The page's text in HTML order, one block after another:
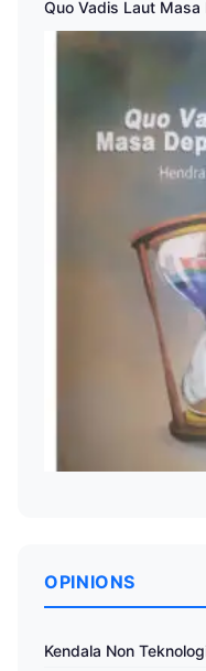
Quo Vadis Laut Masa
OPINIONS
Kendala Non